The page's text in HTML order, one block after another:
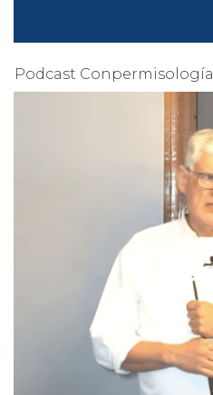
Podcast Conpermisología